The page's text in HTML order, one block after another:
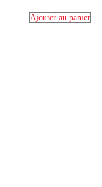
Ajouter au panier